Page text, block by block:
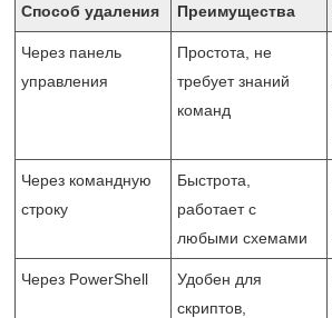
Способ удаления Преимущества
Через панель
управления
Простота, не
требует знаний
команд
Через командную
строку
Быстрота,
работает с
любыми схемами
Через PowerShell
Удобен для
скриптов,